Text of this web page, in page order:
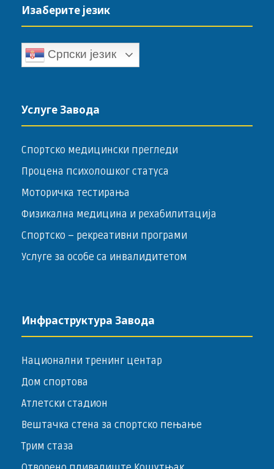
Изаберите језик
Српски језик
Услуге Завода
Спортско медицински прегледи
Процена психолошког статуса
Моторичка тестирања
Физикална медицина и рехабилитација
Спортско – ­рекреативни програми
Услуге за особе са инвалидитетом
Инфраструктура Завода
Национални тренинг центар
Дом спортова
Атлетски стадион
Вештачка стена за спортско пењање
Трим стаза